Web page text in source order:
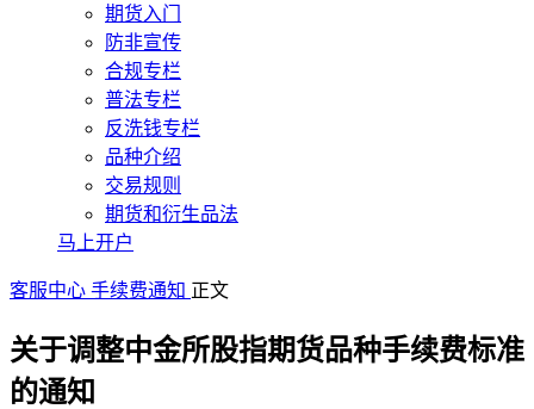
期货入门
防非宣传
合规专栏
普法专栏
反洗钱专栏
品种介绍
交易规则
期货和衍生品法
马上开户
客服中心 手续费通知 正文
关于调整中金所股指期货品种手续费标准
的通知